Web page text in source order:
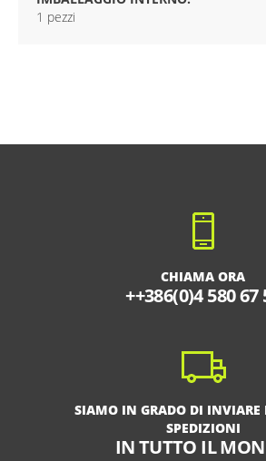
1 pezzi
CHIAMA ORA
++386(0)4 580 67
SIAMO IN GRADO DI INVIARE
SPEDIZIONI
IN TUTTO IL